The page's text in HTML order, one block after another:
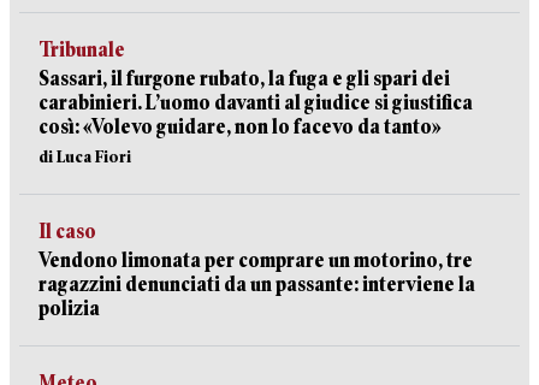
Tribunale
Sassari, il furgone rubato, la fuga e gli spari dei
carabinieri. L’uomo davanti al giudice si giustifica
così: «Volevo guidare, non lo facevo da tanto»
di Luca Fiori
Il caso
Vendono limonata per comprare un motorino, tre
ragazzini denunciati da un passante: interviene la
polizia